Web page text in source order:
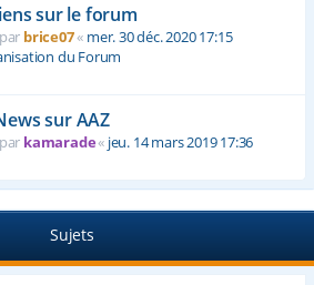
sur le forum
brice07« mer. 30 déc. 2020 17:15
du Forum
sur AAZ
kamarade« jeu. 14 mars 2019 17:36
Sujets